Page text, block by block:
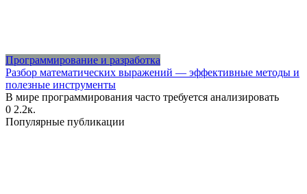
Программирование и разработка
Разбор математических выражений — эффективные методы и
полезные инструменты
В мире программирования часто требуется анализировать
0 2.2к.
Популярные публикации